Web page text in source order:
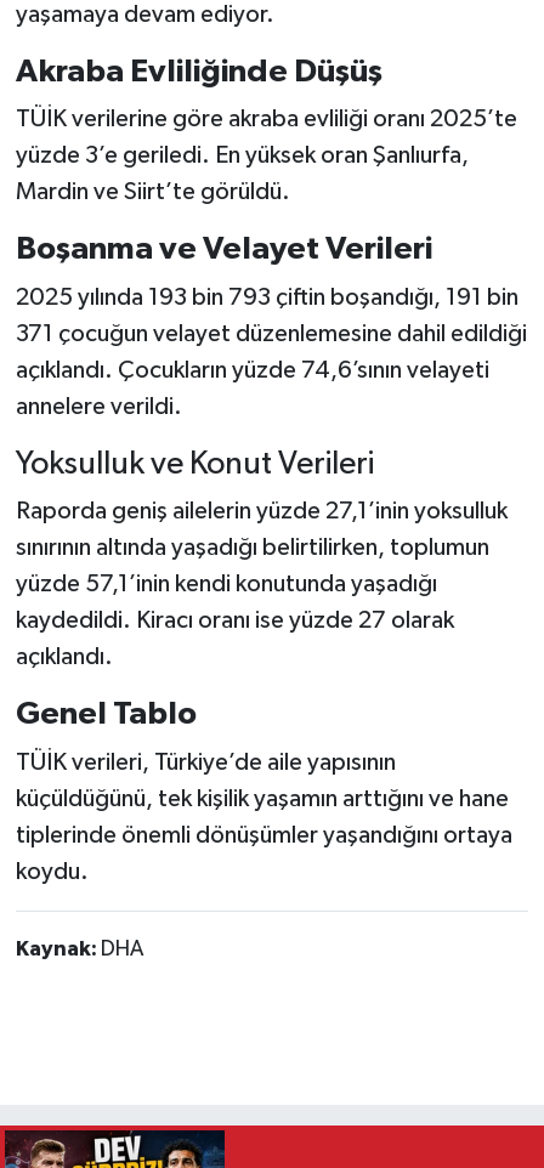
yaşamaya devam ediyor.
Akraba Evliliğinde Düşüş
TÜİK verilerine göre akraba evliliği oranı 2025’te
yüzde 3’e geriledi. En yüksek oran Şanlıurfa,
Mardin ve Siirt’te görüldü.
Boşanma ve Velayet Verileri
2025 yılında 193 bin 793 çiftin boşandığı, 191 bin
371 çocuğun velayet düzenlemesine dahil edildiği
açıklandı. Çocukların yüzde 74,6’sının velayeti
annelere verildi.
Yoksulluk ve Konut Verileri
Raporda geniş ailelerin yüzde 27,1’inin yoksulluk
sınırının altında yaşadığı belirtilirken, toplumun
yüzde 57,1’inin kendi konutunda yaşadığı
kaydedildi. Kiracı oranı ise yüzde 27 olarak
açıklandı.
Genel Tablo
TÜİK verileri, Türkiye’de aile yapısının
küçüldüğünü, tek kişilik yaşamın arttığını ve hane
tiplerinde önemli dönüşümler yaşandığını ortaya
koydu.
Kaynak: DHA